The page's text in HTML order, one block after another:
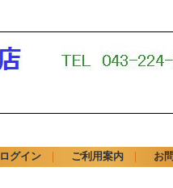
グイン ご利用案内 お